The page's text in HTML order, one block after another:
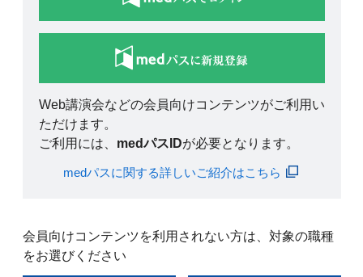
Web講演会などの会員向けコンテンツがご利用い
ただけます。
ご利用には、 medパスIDが必要となります。
medパスに関する詳しいご紹介はこちら
会員向けコンテンツを利用されない方は、対象の職種
をお選びください